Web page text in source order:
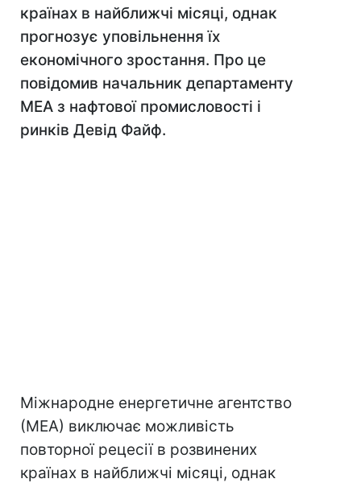
країнах в найближчі місяці, однак
прогнозує уповільнення їх
економічного зростання. Про це
повідомив начальник департаменту
МЕА з нафтової промисловості і
ринків Девід Файф.
Міжнародне енергетичне агентство
(МЕА) виключає можливість
повторної рецесії в розвинених
країнах в найближчі місяці, однак